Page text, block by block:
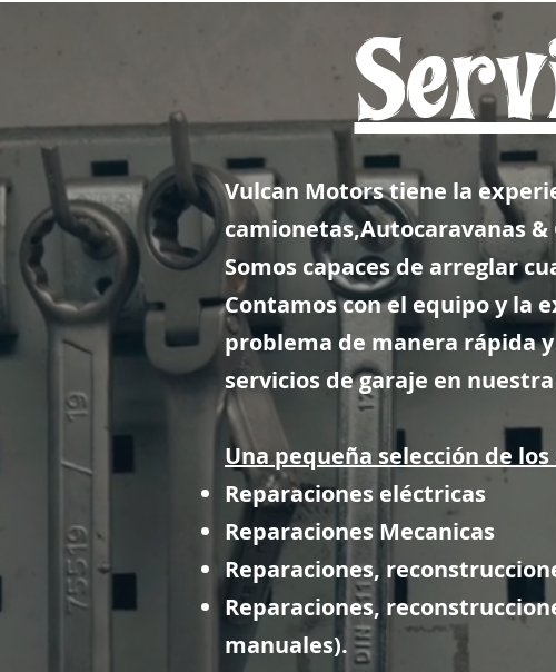
Vulcan Motors tiene la
camionetas,Autocaravanas&
Somos capaces de arreglar
Contamos con el equipo y la
problema de manera rápida
servicios de garaje en
Una pequeña selección de
Reparaciones eléctricas
Reparaciones Mecanicas
Reparaciones,
Reparaciones,
manuales).